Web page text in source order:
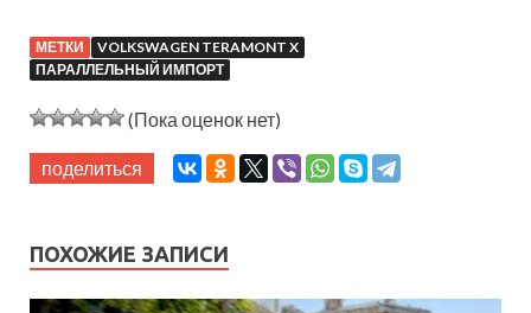
МЕТКИ
VOLKSWAGEN TERAMONT X
ПАРАЛЛЕЛЬНЫЙ ИМПОРТ
(Пока оценок нет)
поделиться
ПОХОЖИЕ ЗАПИСИ